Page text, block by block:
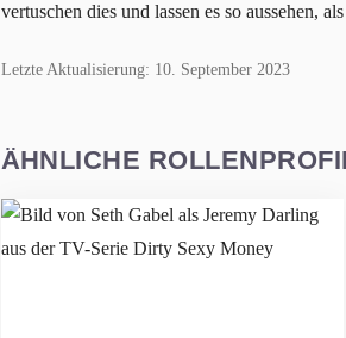
vertuschen dies und lassen es so aussehen,
Letzte Aktualisierung: 10. September 2023
ÄHNLICHE